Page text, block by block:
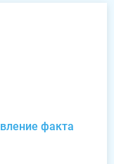
факта